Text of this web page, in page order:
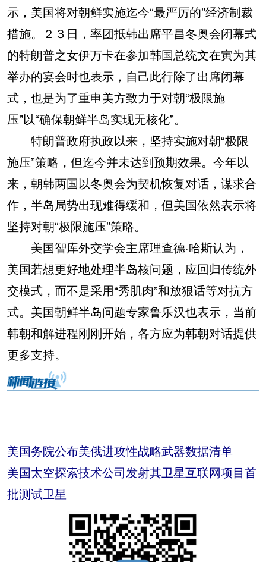
示，美国将对朝鲜实施迄今“最严厉的”经济制裁
措施。２３日，率团抵韩出席平昌冬奥会闭幕式
的特朗普之女伊万卡在参加韩国总统文在寅为其
举办的宴会时也表示，自己此行除了出席闭幕
式，也是为了重申美方致力于对朝“极限施
压”以“确保朝鲜半岛实现无核化”。
特朗普政府执政以来，坚持实施对朝“极限
施压”策略，但迄今并未达到预期效果。今年以
来，朝韩两国以冬奥会为契机恢复对话，谋求合
作，半岛局势出现难得缓和，但美国依然表示将
坚持对朝“极限施压”策略。
美国智库外交学会主席理查德·哈斯认为，
美国若想更好地处理半岛核问题，应回归传统外
交模式，而不是采用“秀肌肉”和放狠话等对抗方
式。美国朝鲜半岛问题专家鲁乐汉也表示，当前
韩朝和解进程刚刚开始，各方应为韩朝对话提供
更多支持。
美国务院公布美俄进攻性战略武器数据清单
美国太空探索技术公司发射其卫星互联网项目首
批测试卫星